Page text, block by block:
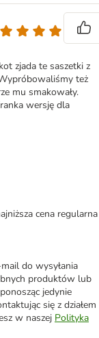
zjada te saszetki z
też
mu smakowały.
wersję dla
cena regularna
do wysyłania
produktów lub
jedynie
się z działem
w naszej Polityka